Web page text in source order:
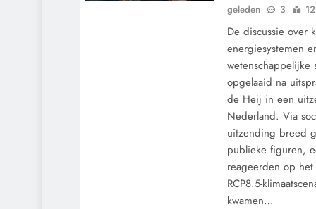
geleden
3
De discussie over
energiesystemen
wetenschappelijke
opgelaaid na
de Heij in een
Nederland. Via
uitzending breed
publieke figuren,
reageerden op
RCP8.5-
kwamen…